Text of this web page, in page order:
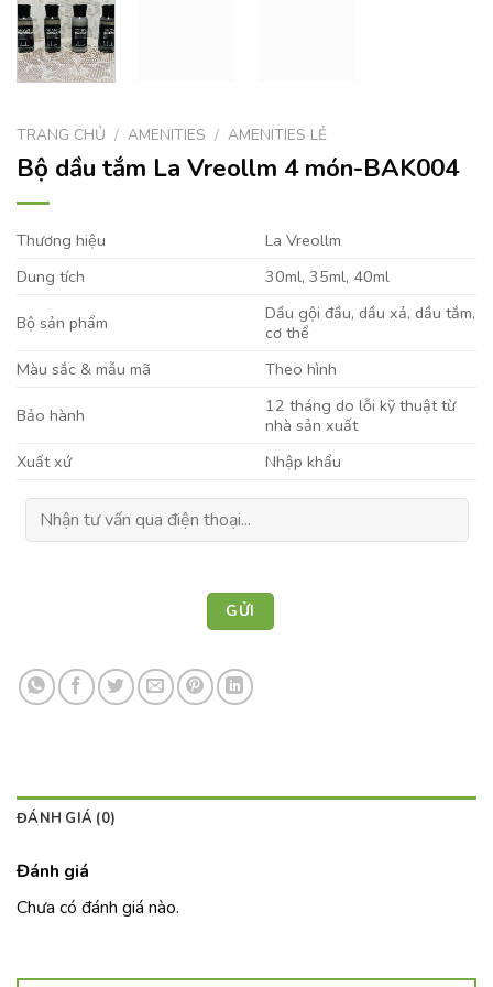
TRANG CHỦ / AMENITIES / AMENITIES LẺ
Bộ dầu tắm La Vreollm 4 món-BAK004
Thương hiệu
La Vreollm
Dung tích
30ml, 35ml, 40ml
Bộ sản phẩm
Dầu gội đầu, dầu xả, dầu tắm,
cơ thể
Màu sắc & mẫu mã
Theo hình
Bảo hành
12 tháng do lỗi kỹ thuật từ
nhà sản xuất
Xuất xứ
Nhập khẩu
ĐÁNH GIÁ (0)
Đánh giá
Chưa có đánh giá nào.